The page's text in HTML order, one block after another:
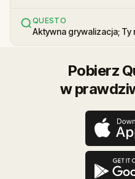
QUESTO
Aktywna grywalizacja;
Pobierz
w